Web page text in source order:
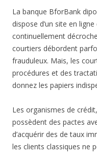
La banque BforBank
dispose d’un site en
continuellement
courtiers débordent
frauduleux. Mais, les
procédures et des
donnez les papiers
Les organismes de
possèdent des pactes
d’acquérir des de taux
les clients classiques ne